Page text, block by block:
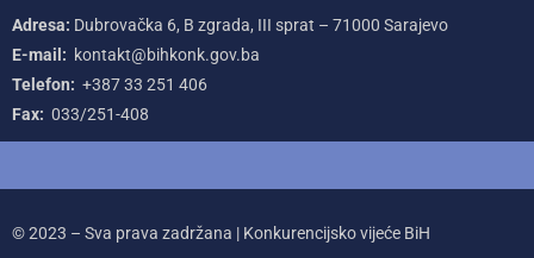
Adresa: Dubrovačka 6, B zgrada, III sprat – 71000‌ Sarajevo
E-mail: kontakt@bihkonk.gov.ba
Telefon: +387‌ 33‌ 251‌ 406
Fax: 033/251-408
© 2023 – Sva prava zadržana | Konkurencijsko vijeće BiH